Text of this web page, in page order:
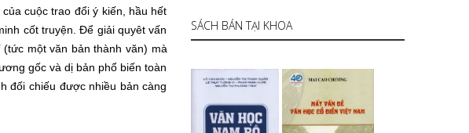
cuộc trao đổi ý kiến, hầu hết
cốt truyện. Để giải quyêt vấn
(tức một văn bản thành văn) mà
gốc và dị bản phổ biến toàn
đối chiếu được nhiều bản càng
SÁCH BÁN TẠI KHOA